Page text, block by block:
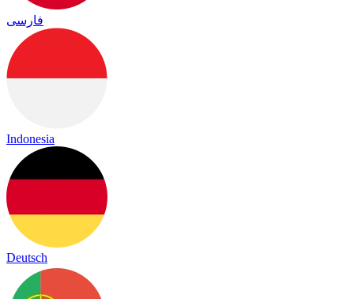
فارسی
Indonesia
Deutsch